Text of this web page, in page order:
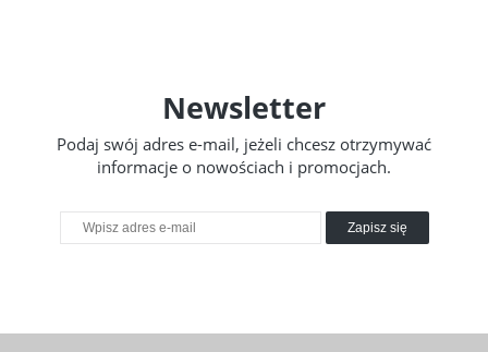
Newsletter
Podaj swój adres e-mail, jeżeli chcesz otrzymywać
informacje o nowościach i promocjach.
Zapisz się